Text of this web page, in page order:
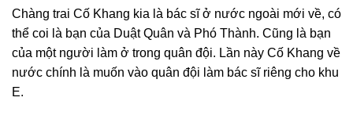
Chàng trai Cố Khang kia là bác sĩ ở nước ngoài mới về, có
thể coi là bạn của Duật Quân và Phó Thành. Cũng là bạn
của một người làm ở trong quân đội. Lần này Cố Khang về
nước chính là muốn vào quân đội làm bác sĩ riêng cho khu
E.